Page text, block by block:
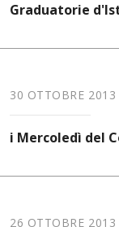
Graduatorie
30 OTTOBRE 2013
i Mercoledì del
26 OTTOBRE 2013